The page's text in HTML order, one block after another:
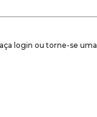
login ou torne-se uma